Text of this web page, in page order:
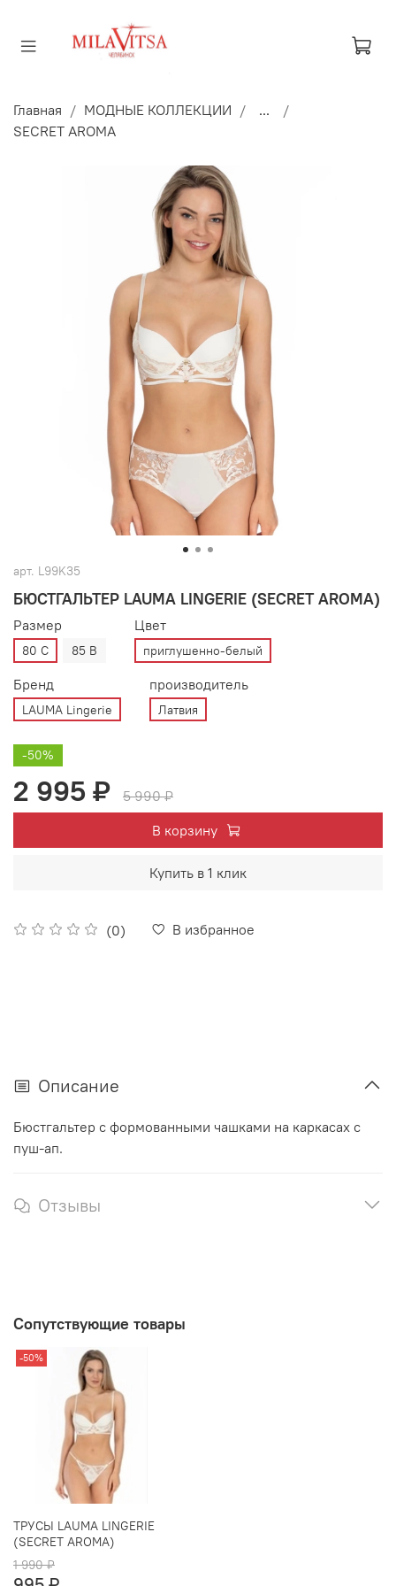
Главная МОДНЫЕ КОЛЛЕКЦИИ
...
SECRET AROMA
арт. L99K35
БЮСТГАЛЬТЕР LAUMA LINGERIE (SECRET AROMA)
(0) В избранное
Размер
80 C 85 B
Цвет
приглушенно-белый
Бренд
LAUMA Lingerie
производитель
Латвия
-50%
2 995 ₽
5 990 ₽
В корзину
Купить в 1 клик
Описание
Бюстгальтер с формованными чашками на каркасах с
пуш-ап.
Отзывы
Сопутствующие товары
-50%
ТРУСЫ LAUMA LINGERIE
(SECRET AROMA)
1 990 ₽